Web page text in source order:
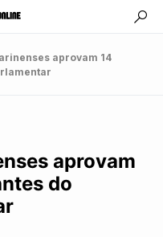
aprovam 14
aprovam
do